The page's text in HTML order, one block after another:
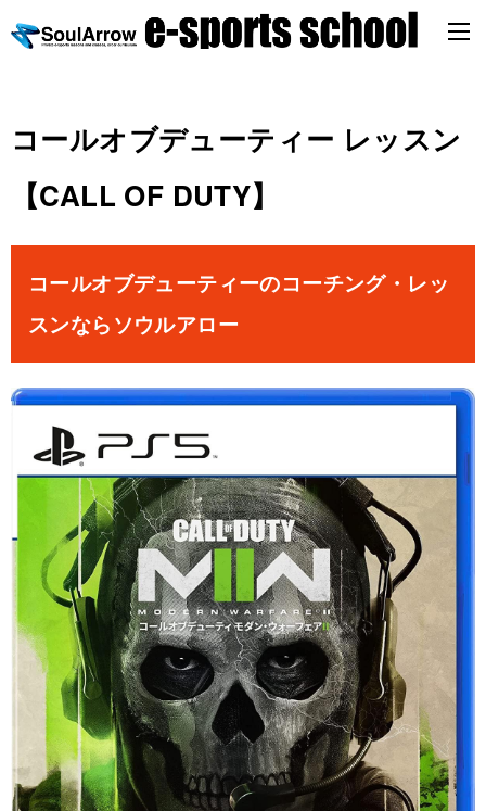
コールオブデューティー レッスン
【CALL OF DUTY】
コールオブデューティーのコーチング・レッ
スンならソウルアロー